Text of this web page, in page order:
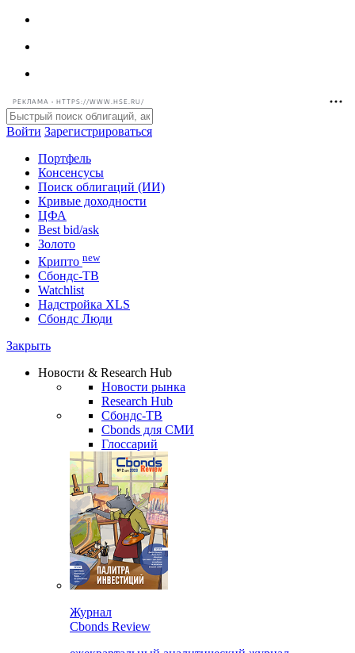
РЕКЛАМА • HTTPS://WWW.HSE.RU/
Войти Зарегистрироваться
Портфель
Консенсусы
Поиск облигаций (ИИ)
Кривые доходности
ЦФА
Best bid/ask
Золото
Крипто new
Watchlist
Сбондс Люди
Новости & Research Hub
Новости рынка
Research Hub
Сбондс-ТВ
Cbonds для СМИ
Глоссарий